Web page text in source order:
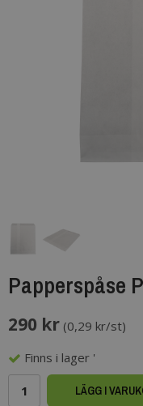
Papperspåse
290 kr (0,29 kr/st)
Finns i lager '
LÄGG I